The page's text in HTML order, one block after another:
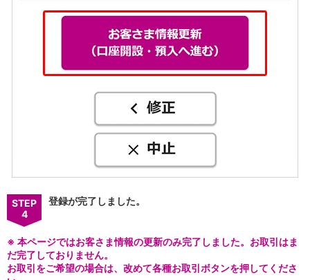
STEP
4
登録が完了しました。
※ 本ページではお客さま情報の更新のみ完了しました。お取引はま
だ完了しておりません。
お取引をご希望の場合は、改めて各種お取引ボタンを押してくださ